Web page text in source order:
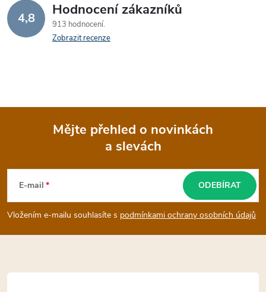
4,8 Hodnocení zákazníků
913 hodnocení
Zobrazit recenze
p
a
t
Mějte přehled o novinkách
a slevách
E-mail
Vložením e-mailu souhlasíte s podmínkami ochrany osobních údajů
ODEBÍRAT